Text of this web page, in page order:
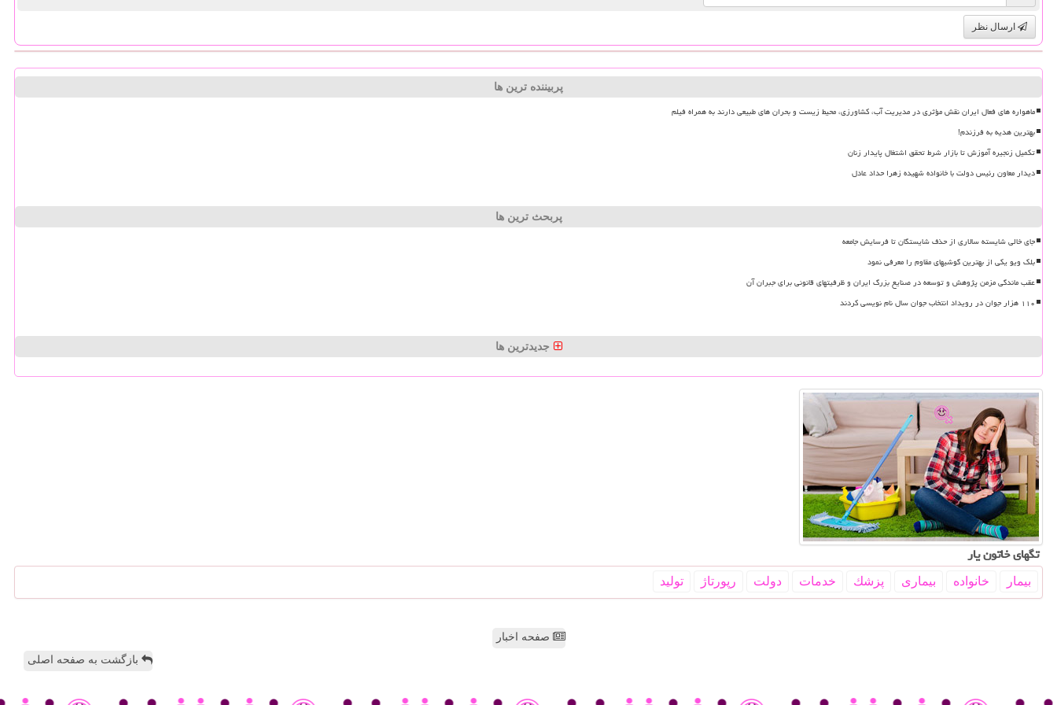
ارسال نظر
پربیننده ترین ها
ماهواره های فعال ایران نقش مؤثری در مدیریت آب، کشاورزی، محیط زیست و بحران های طبیعی دارند به همراه فیلم
بهترین هدیه به فرزندم!
تکمیل زنجیره آموزش تا بازار شرط تحقق اشتغال پایدار زنان
دیدار معاون رئیس دولت با خانواده شهیده زهرا حداد عادل
پربحث ترین ها
جای خالی شایسته سالاری از حذف شایستگان تا فرسایش جامعه
بلک ویو یکی از بهترین گوشیهای مقاوم را معرفی نمود
عقب ماندگی مزمن پژوهش و توسعه در صنایع بزرگ ایران و ظرفیتهای قانونی برای جبران آن
۱۱۰ هزار جوان در رویداد انتخاب جوان سال نام نویسی کردند
جدیدترین ها
تگهای خاتون یار
بیمار خانواده بیماری پزشك خدمات دولت رپورتاژ تولید
صفحه اخبار
بازگشت به صفحه اصلی